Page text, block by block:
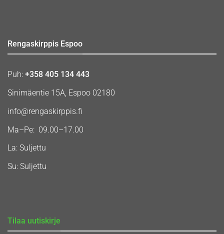
Rengaskirppis Espoo
Puh: +358 405 134 443
Sinimäentie 15A, Espoo 02180
info@rengaskirppis.fi
Ma–Pe: 09.00–17.00
La: Suljettu
Su: Suljettu
Tilaa uutiskirje